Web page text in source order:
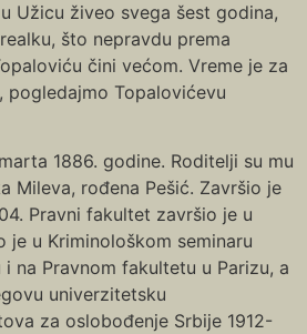
Užicu živeo svega šest godina,
što nepravdu prema
čini većom. Vreme je za
pogledajmo Topalovićevu
1886. godine. Roditelji su mu
Mileva, rođena Pešić. Završio je
Pravni fakultet završio je u
je u Kriminološkom seminaru
na Pravnom fakultetu u Parizu, a
univerzitetsku
za oslobođenje Srbije 1912-